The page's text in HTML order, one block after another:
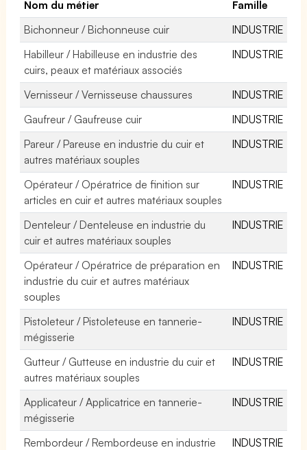
Nom du métier
Famille
Bichonneur / Bichonneuse cuir
INDUSTRIE
Habilleur / Habilleuse en industrie des
cuirs, peaux et matériaux associés
INDUSTRIE
Vernisseur / Vernisseuse chaussures
INDUSTRIE
Gaufreur / Gaufreuse cuir
INDUSTRIE
Pareur / Pareuse en industrie du cuir et
autres matériaux souples
INDUSTRIE
Opérateur / Opératrice de finition sur
articles en cuir et autres matériaux souples
INDUSTRIE
Denteleur / Denteleuse en industrie du
cuir et autres matériaux souples
INDUSTRIE
Opérateur / Opératrice de préparation en
industrie du cuir et autres matériaux
souples
INDUSTRIE
Pistoleteur / Pistoleteuse en tannerie-
mégisserie
INDUSTRIE
Gutteur / Gutteuse en industrie du cuir et
autres matériaux souples
INDUSTRIE
Applicateur / Applicatrice en tannerie-
mégisserie
INDUSTRIE
Rembordeur / Rembordeuse en industrie
INDUSTRIE